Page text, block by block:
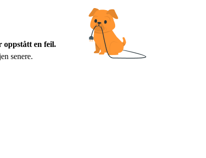
oppstått en feil.
senere.